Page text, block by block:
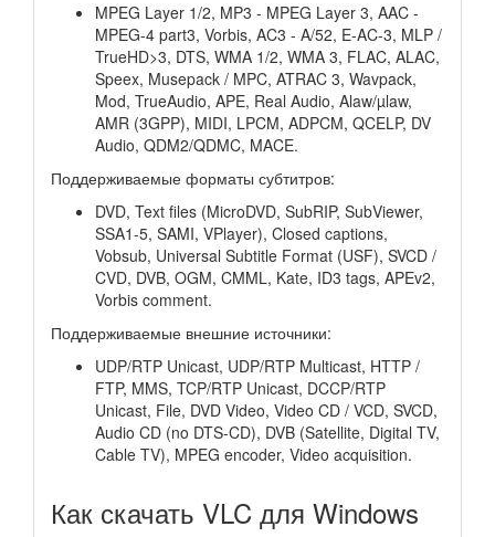
MPEG Layer 1/2, MP3 - MPEG Layer 3, AAC -
MPEG-4 part3, Vorbis, AC3 - A/52, E-AC-3, MLP /
TrueHD>3, DTS, WMA 1/2, WMA 3, FLAC, ALAC,
Speex, Musepack / MPC, ATRAC 3, Wavpack,
Mod, TrueAudio, APE, Real Audio, Alaw/µlaw,
AMR (3GPP), MIDI, LPCM, ADPCM, QCELP, DV
Audio, QDM2/QDMC, MACE.
Поддерживаемые форматы субтитров:
DVD, Text files (MicroDVD, SubRIP, SubViewer,
SSA1-5, SAMI, VPlayer), Closed captions,
Vobsub, Universal Subtitle Format (USF), SVCD /
CVD, DVB, OGM, CMML, Kate, ID3 tags, APEv2,
Vorbis comment.
Поддерживаемые внешние источники:
UDP/RTP Unicast, UDP/RTP Multicast, HTTP /
FTP, MMS, TCP/RTP Unicast, DCCP/RTP
Unicast, File, DVD Video, Video CD / VCD, SVCD,
Audio CD (no DTS-CD), DVB (Satellite, Digital TV,
Cable TV), MPEG encoder, Video acquisition.
Как скачать VLC для Windows